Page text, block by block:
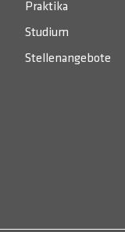
Praktika
Studium
Stellenangebote